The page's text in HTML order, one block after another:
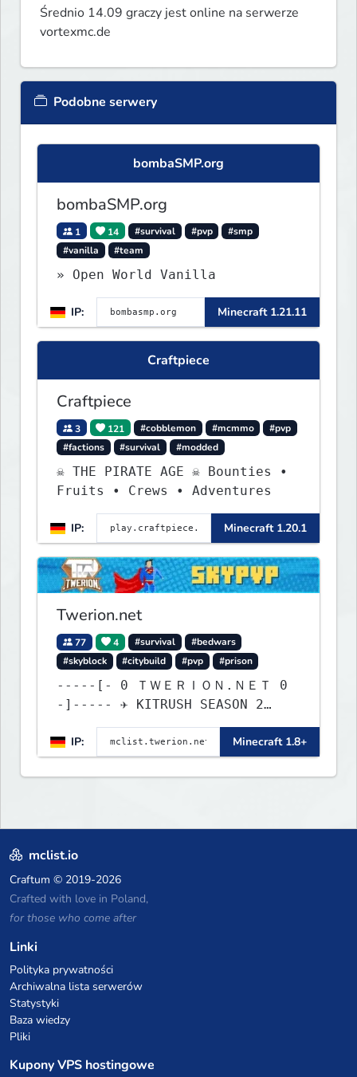
Średnio 14.09 graczy jest online na serwerze
vortexmc.de
Podobne serwery
bombaSMP.org
bombaSMP.org
1 14 #survival #pvp
#smp
#vanilla
#team
» Open World Vanilla
IP: Minecraft 1.21.11
Craftpiece
Craftpiece
3 121 #cobblemon #mcmmo
#pvp
#factions
#survival #modded
☠ THE PIRATE AGE ☠ Bounties •
Fruits • Crews • Adventures
IP: Minecraft 1.20.1
Twerion.net
77 4 #survival
#bedwars
#skyblock
#citybuild #pvp #prison
-----[- 0 ＴＷＥＲＩＯＮ.ＮＥＴ 0
-]----- ✈ KITRUSH SEASON 2
RELEASE ✈ 0d, 13h, 8m
IP:
Minecraft 1.8+
mclist.io
Craftum © 2019-2026
Crafted with love in Poland,
for those who come after
Linki
Polityka prywatności
Archiwalna lista serwerów
Statystyki
Baza wiedzy
Pliki
Kupony VPS hostingowe